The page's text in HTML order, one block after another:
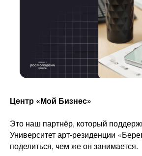
Центр «Мой Бизнес»
Это наш партнёр, который
Университет арт-резиденции
поделиться, чем же он занимается.